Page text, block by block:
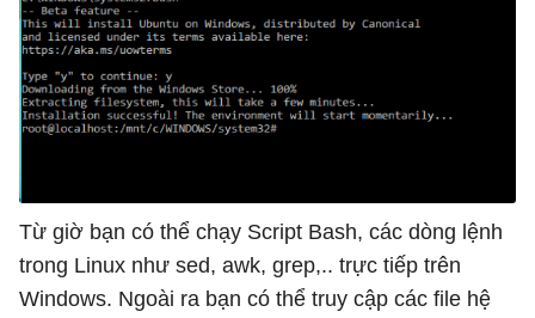
Từ giờ bạn có thể chạy Script Bash, các dòng lệnh
trong Linux như sed, awk, grep,.. trực tiếp trên
Windows. Ngoài ra bạn có thể truy cập các file hệ